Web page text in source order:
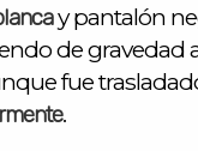
y pantalón
de gravedad
fue
.